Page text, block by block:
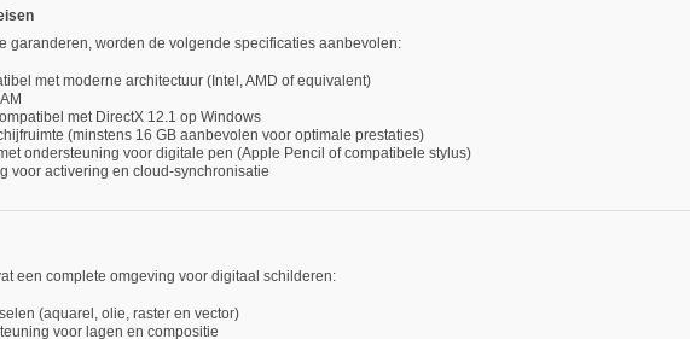
garanderen, worden de volgende specificaties aanbevolen:
met moderne architectuur (Intel, AMD of equivalent)
met DirectX 12.1 op Windows
(minstens 16 GB aanbevolen voor optimale prestaties)
ondersteuning voor digitale pen (Apple Pencil of compatibele stylus)
voor activering en cloud-synchronisatie
een complete omgeving voor digitaal schilderen:
(aquarel, olie, raster en vector)
voor lagen en compositie